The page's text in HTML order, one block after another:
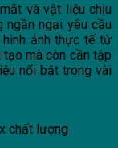
và vật liệu chịu
ngại yêu cầu
ảnh thực tế từ
mà còn cần tập
nổi bật trong vài
chất lượng